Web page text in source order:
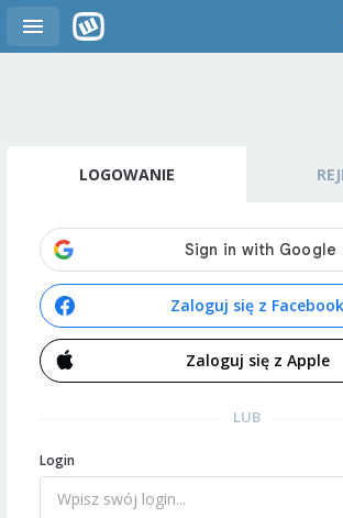
LOGOWANIE
Zaloguj się z Facebook
Zaloguj się z Apple
LUB
Login